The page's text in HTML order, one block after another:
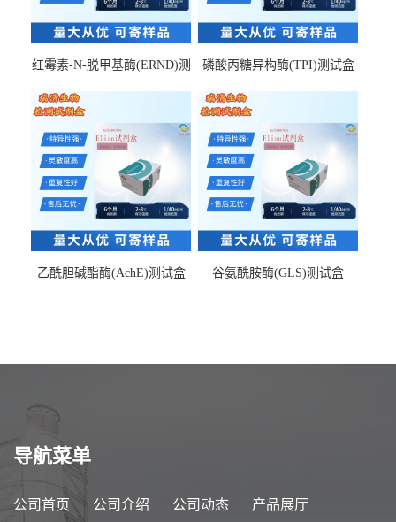
红霉素-N-脱甲基酶(ERND)测
磷酸丙糖异构酶(TPI)测试盒
乙酰胆碱酯酶(AchE)测试盒 谷氨酰胺酶(GLS)测试盒
导航菜单
公司首页 公司介绍 公司动态 产品展厅